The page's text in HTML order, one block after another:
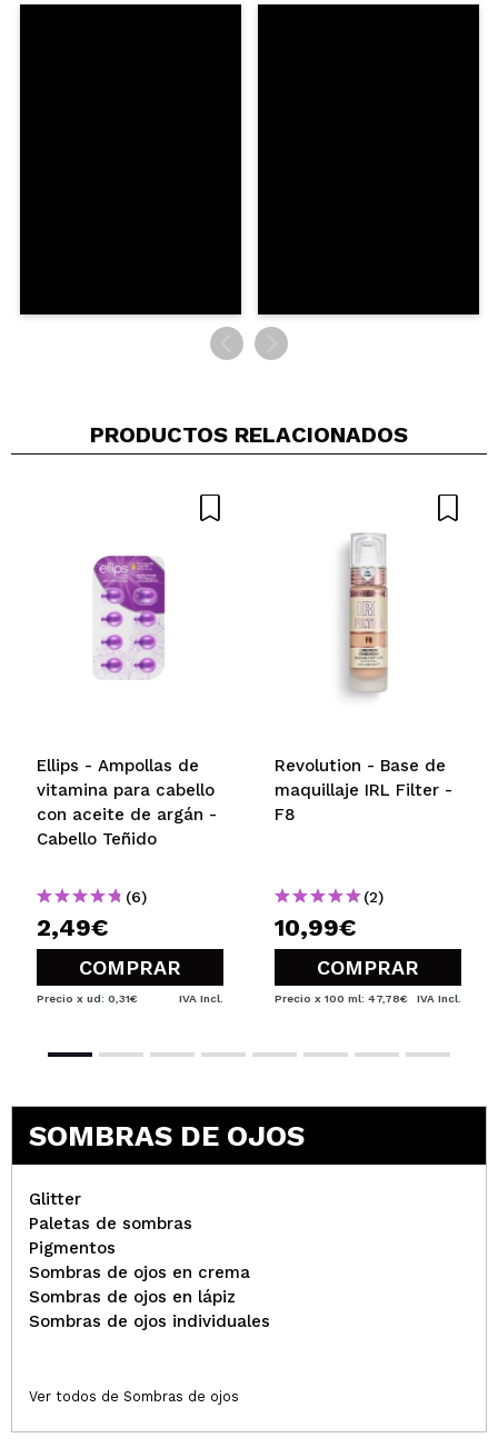
PRODUCTOS RELACIONADOS
Ellips - Ampollas de
vitamina para cabello
con aceite de argán -
Cabello Teñido
(6)
2,49€
COMPRAR
Precio x ud: 0,31€ IVA Incl.
Revolution - Base de
maquillaje IRL Filter -
F8
(2)
10,99€
COMPRAR
Precio x 100 ml: 47,78€ IVA Incl.
SOMBRAS DE OJOS
Glitter
Paletas de sombras
Pigmentos
Sombras de ojos en crema
Sombras de ojos en lápiz
Sombras de ojos individuales
Ver todos de Sombras de ojos